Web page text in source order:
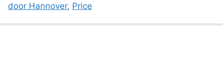
door Hannover, Price